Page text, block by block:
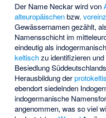
Der Name Neckar wird von
alteuropäischenbzw.
Gewässernamen gezählt,
Namensschicht im
eindeutig als
keltischzu identifizieren
Besiedlung
Herausbildung der
ebendort siedelnden
indogermanische
angenommen, was so viel